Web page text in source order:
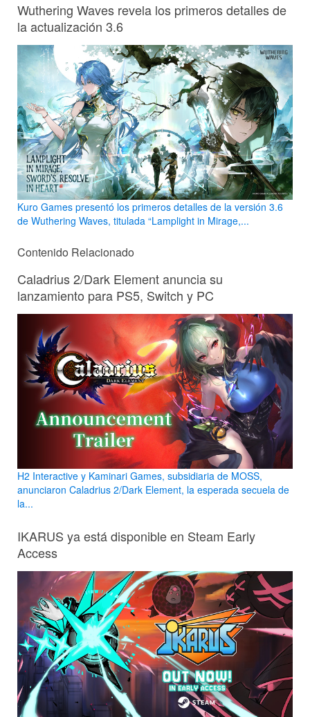
Wuthering Waves revela los primeros detalles de
la actualización 3.6
Kuro Games presentó los primeros detalles de la versión 3.6
de Wuthering Waves, titulada “Lamplight in Mirage,...
Contenido Relacionado
Caladrius 2/Dark Element anuncia su
lanzamiento para PS5, Switch y PC
H2 Interactive y Kaminari Games, subsidiaria de MOSS,
anunciaron Caladrius 2/Dark Element, la esperada secuela de
la...
IKARUS ya está disponible en Steam Early
Access